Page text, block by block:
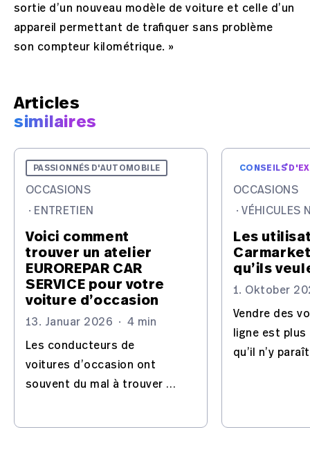
sortie d’un nouveau modèle de voiture et celle d’un
appareil permettant de trafiquer sans problème
son compteur kilométrique. »
Articles
similaires
PASSIONNÉS D'AUTOMOBILE
OCCASIONS
· ENTRETIEN
Voici comment
trouver un atelier
EUROREPAR CAR
SERVICE pour votre
voiture d’occasion
13. Januar 2026 · 4 min
Les conducteurs de
voitures d’occasion ont
souvent du mal à trouver un
CONSEILS
OCCASIONS
· VÉHICULES
Les
qu’ils
1. Oktober
Vendre des
ligne est plus
qu’il n’y
permet